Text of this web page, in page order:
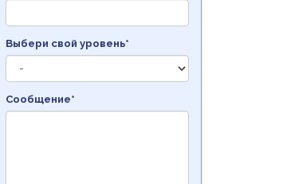
Выбери свой уровень*
Сообщение*